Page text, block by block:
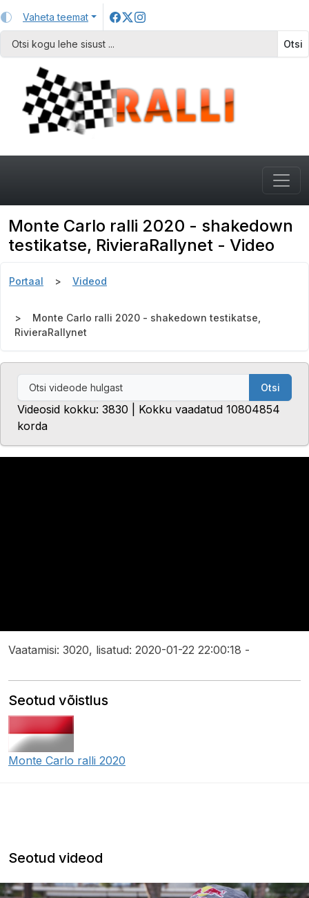
Vaheta teemat
Otsi
Monte Carlo ralli 2020 - shakedown
testikatse, RivieraRallynet - Video
Portaal Videod
Monte Carlo ralli 2020 - shakedown testikatse,
RivieraRallynet
Otsi
Videosid kokku: 3830 | Kokku vaadatud 10804854
korda
Vaatamisi: 3020, lisatud: 2020-01-22 22:00:18 -
Seotud võistlus
Monte Carlo ralli 2020
Seotud videod